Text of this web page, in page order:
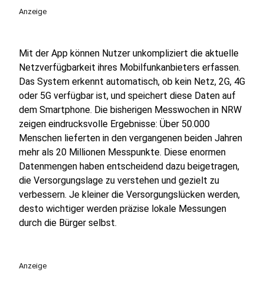
Anzeige
Mit der App können Nutzer unkompliziert die aktuelle
Netzverfügbarkeit ihres Mobilfunkanbieters erfassen.
Das System erkennt automatisch, ob kein Netz, 2G, 4G
oder 5G verfügbar ist, und speichert diese Daten auf
dem Smartphone. Die bisherigen Messwochen in NRW
zeigen eindrucksvolle Ergebnisse: Über 50.000
Menschen lieferten in den vergangenen beiden Jahren
mehr als 20 Millionen Messpunkte. Diese enormen
Datenmengen haben entscheidend dazu beigetragen,
die Versorgungslage zu verstehen und gezielt zu
verbessern. Je kleiner die Versorgungslücken werden,
desto wichtiger werden präzise lokale Messungen
durch die Bürger selbst.
Anzeige